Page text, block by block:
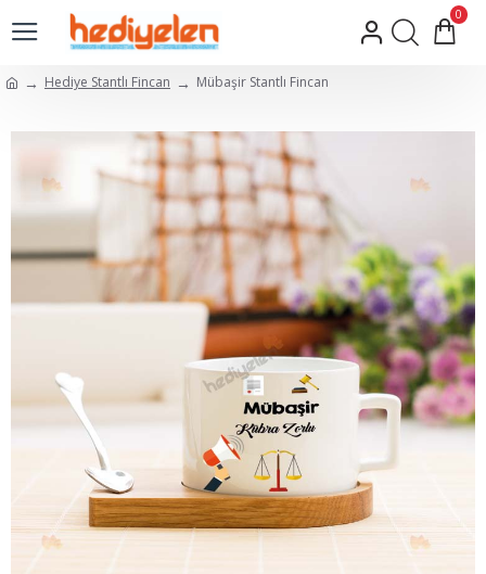
0
Hediye Stantlı Fincan Mübaşir Stantlı Fincan